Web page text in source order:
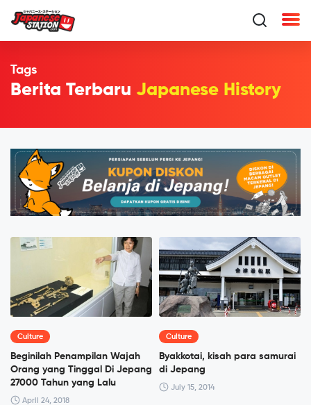
Tags
Berita Terbaru Japanese History
Culture
Beginilah Penampilan Wajah
Orang yang Tinggal Di Jepang
27000 Tahun yang Lalu
April 24, 2018
Culture
Byakkotai, kisah para samurai
di Jepang
July 15, 2014